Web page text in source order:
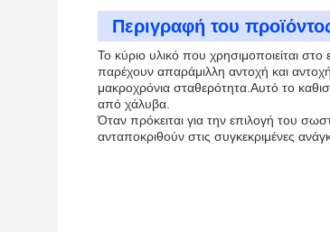
Περιγραφή του
Το κύριο υλικό που χρησιμοποιείται
παρέχουν απαράμιλλη αντοχή και
μακροχρόνια σταθερότητα.Αυτό το
από χάλυβα.
Όταν πρόκειται για την επιλογή του
ανταποκριθούν στις συγκεκριμένες